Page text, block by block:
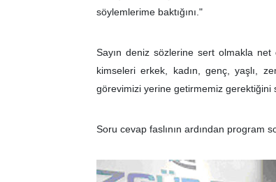
söylemlerime baktığını."
Sayın deniz sözlerine sert olmakla
kimseleri erkek, kadın, genç, yaşlı,
görevimizi yerine getirmemiz gerektiğini
Soru cevap faslının ardından program